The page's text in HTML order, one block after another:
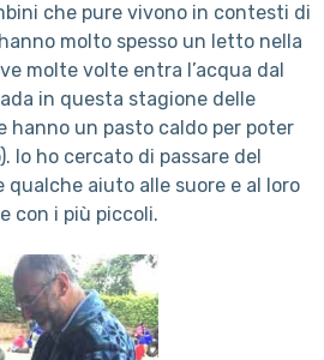
che pure vivono in contesti di
molto spesso un letto nella
molte volte entra l’acqua dal
in questa stagione delle
hanno un pasto caldo per poter
Io ho cercato di passare del
qualche aiuto alle suore e al loro
con i più piccoli.